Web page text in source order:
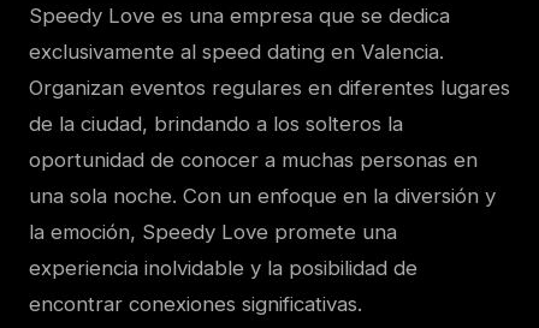
Speedy Love es una empresa que se dedica
exclusivamente al speed dating en Valencia.
Organizan eventos regulares en diferentes lugares
de la ciudad, brindando a los solteros la
oportunidad de conocer a muchas personas en
una sola noche. Con un enfoque en la diversión y
la emoción, Speedy Love promete una
experiencia inolvidable y la posibilidad de
encontrar conexiones significativas.